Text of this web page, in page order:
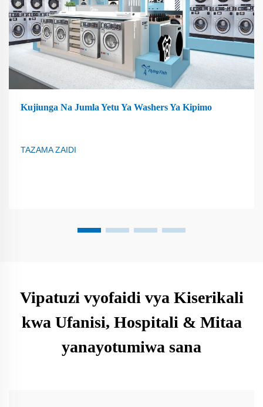
Kujiunga Na Jumla Yetu Ya Washers Ya Kipimo
TAZAMA ZAIDI
Vipatuzi vyofaidi vya Kiserikali
kwa Ufanisi, Hospitali & Mitaa
yanayotumiwa sana